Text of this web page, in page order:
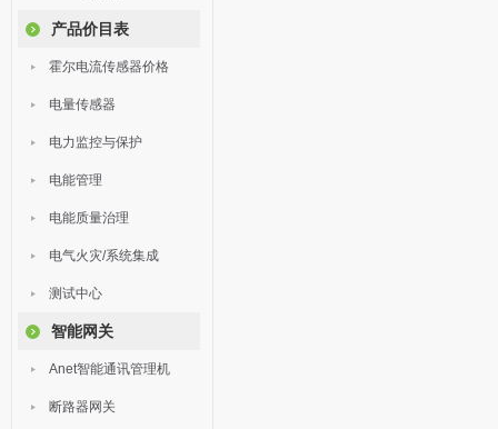
产品价目表
霍尔电流传感器价格
电量传感器
电力监控与保护
电能管理
电能质量治理
电气火灾/系统集成
测试中心
智能网关
Anet智能通讯管理机
断路器网关